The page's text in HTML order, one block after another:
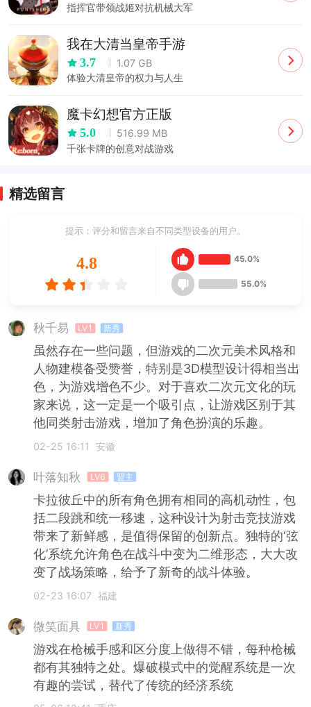
指挥官带领战姬对抗机械大军
我在大清当皇帝手游
3.7
1.07 GB
体验大清皇帝的权力与人生
魔卡幻想官方正版
5.0
516.99 MB
千张卡牌的创意对战游戏
精选留言
提示：评分和留言来自不同类型设备的用户。
4.8 45.0%
55.0%
秋千易 LV1 新秀
虽然存在一些问题，但游戏的二次元美术风格和
人物建模备受赞誉，特别是3D模型设计得相当出
色，为游戏增色不少。对于喜欢二次元文化的玩
家来说，这一定是一个吸引点，让游戏区别于其
他同类射击游戏，增加了角色扮演的乐趣。
02-25 16:11 安徽
叶落知秋 LV6 盟主
卡拉彼丘中的所有角色拥有相同的高机动性，包
括二段跳和统一移速，这种设计为射击竞技游戏
带来了新鲜感，是值得保留的创新点。独特的‘弦
化’系统允许角色在战斗中变为二维形态，大大改
变了战场策略，给予了新奇的战斗体验。
02-23 16:07 福建
微笑面具 LV1 新秀
游戏在枪械手感和区分度上做得不错，每种枪械
都有其独特之处。爆破模式中的觉醒系统是一次
有趣的尝试，替代了传统的经济系统